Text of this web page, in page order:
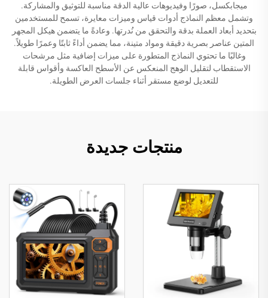
ميجابكسل، صورًا وفيديوهات عالية الدقة مناسبة للتوثيق والمشاركة.
وتشمل معظم النماذج أدوات قياس وميزات معايرة، تسمح للمستخدمين
بتحديد أبعاد العملة بدقة والتحقق من نُدرتها. وعادةً ما يتضمن هيكل المجهر
المتين عناصر بصرية دقيقة ومواد متينة، مما يضمن أداءً ثابتًا وعمرًا طويلاً.
وغالبًا ما تحتوي النماذج المتطورة على ميزات إضافية مثل مرشحات
الاستقطاب لتقليل الوهج المنعكس عن الأسطح العاكسة وأقواس قابلة
للتعديل لوضع مستقر أثناء جلسات العرض الطويلة.
منتجات جديدة